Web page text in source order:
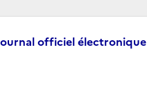
officiel électronique